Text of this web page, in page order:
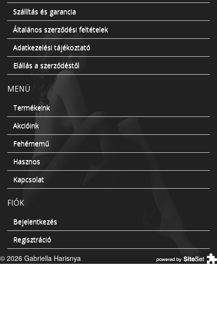
Szállítás és garancia
Általános szerződési feltételek
Adatkezelési tájékoztató
Elállás a szerződéstől
MENÜ
Termékeink
Akcióink
Fehérnemű
Hasznos
Kapcsolat
FIÓK
Bejelentkezés
Regisztráció
© 2026 Gabriella Harisnya